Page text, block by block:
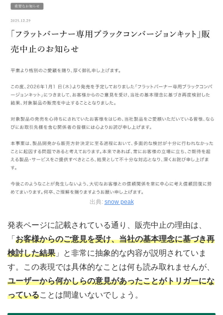
出典: snow peak
発表ページに記載されている通り、販売中止の理由は、
「 お客様からのご意見を受け、当社の基本理念に基づき再
検討した結果 」と非常に抽象的な内容が説明されていま
す。この表現では具体的なことは何も読み取れませんが、
ユーザーから何かしらの意見があったことがトリガーにな
っていることは間違いないでしょう。